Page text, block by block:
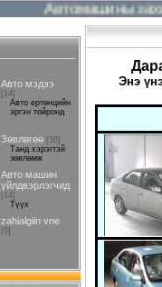
Автомашины
Авто мэдээ
[14]
Авто ертөнцийн
эргэн тойронд
Зөвлөгөө
[36]
Танд хэрэгтэй
зөвлөмж
Авто машин
үйлдвэрлэгчид
[14]
Түүх
zahialgiin vne
[0]
Энэ